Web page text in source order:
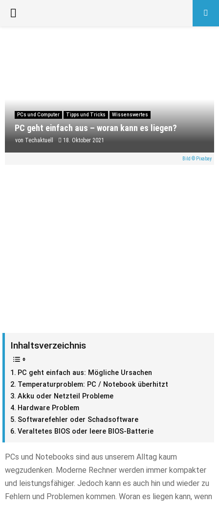
PRIMARY
PCs und Computer Tipps und Tricks Wissenswertes
PC geht einfach aus – woran kann es liegen?
von Techaktuell 18. Oktober 2021
Bild © Pixabay
Inhaltsverzeichnis
PC geht einfach aus: Mögliche Ursachen
Temperaturproblem: PC / Notebook überhitzt
Akku oder Netzteil Probleme
Hardware Problem
Softwarefehler oder Schadsoftware
Veraltetes BIOS oder leere BIOS-Batterie
PCs und Notebooks sind aus unserem Alltag kaum
wegzudenken. Moderne Rechner werden immer kompakter
und leistungsfähiger. Jedoch kann es auch hin und wieder zu
Fehlern und Problemen kommen. Woran es liegen kann, wenn